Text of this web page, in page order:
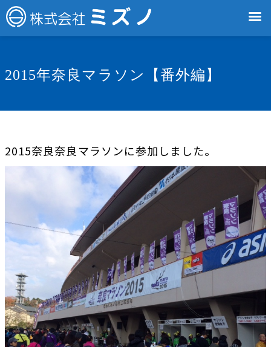
2015年奈良マラソン【番外編】
2015奈良奈良マラソンに参加しました。